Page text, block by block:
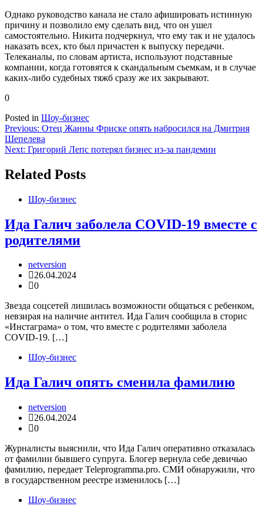
Однако руководство канала не стало афишировать истинную
причину и позволило ему сделать вид, что он ушел
самостоятельно. Никита подчеркнул, что ему так и не удалось
наказать всех, кто был причастен к выпуску передачи.
Телеканалы, по словам артиста, используют подставные
компании, когда готовятся к скандальным съемкам, и в случае
каких-либо судебных тяжб сразу же их закрывают.
0
Posted in Шоу-бизнес
Навигация
по
Previous: Отец Жанны Фриске опять набросился на Дмитрия
Шепелева
Next: Григорий Лепс потерял бизнес из-за пандемии
Related Posts
Шоу-бизнес
Ида Галич заболела COVID-19 вместе с
родителями
netversion
26.04.2024
0
Звезда соцсетей лишилась возможности общаться с ребенком,
невзирая на наличие антител. Ида Галич сообщила в сторис
«Инстаграма» о том, что вместе с родителями заболела
COVID-19. […]
Шоу-бизнес
Ида Галич опять сменила фамилию
netversion
26.04.2024
0
Журналисты выяснили, что Ида Галич оперативно отказалась
от фамилии бывшего супруга. Блогер вернула себе девичью
фамилию, передает Teleprogramma.pro. СМИ обнаружили, что
в государственном реестре изменилось […]
Шоу-бизнес